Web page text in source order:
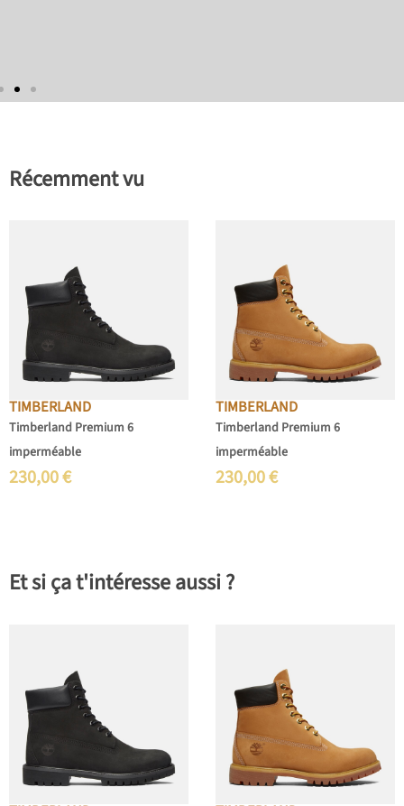
Récemment vu
TIMBERLAND
Timberland Premium 6
imperméable
230,00€
TIMBERLAND
Timberland Premium 6
imperméable
230,00€
Et si ça t'intéresse aussi ?